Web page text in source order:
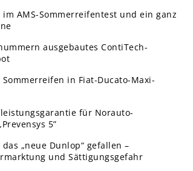
AMS-Sommerreifentest und ein ganz
ausgebautes ContiTech-
in Fiat-Ducato-Maxi-
für Norauto-
5”
„neue Dunlop“ gefallen –
und Sättigungsgefahr